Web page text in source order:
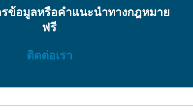
ข้อมูลหรือคำแนะนำทางกฎหมาย
ฟรี
ติดต่อเรา